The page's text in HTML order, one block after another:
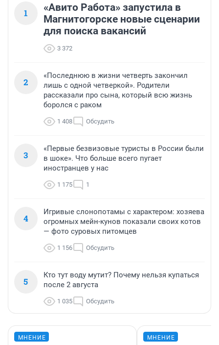
1
«Авито Работа» запустила в
Магнитогорске новые сценарии
для поиска вакансий
3 372
2
«Последнюю в жизни четверть закончил
лишь с одной четверкой». Родители
рассказали про сына, который всю жизнь
боролся с раком
1 408 Обсудить
3
«Первые безвизовые туристы в России были
в шоке». Что больше всего пугает
иностранцев у нас
1 175 1
4
Игривые слонопотамы с характером: хозяева
огромных мейн-кунов показали своих котов
— фото суровых питомцев
1 156 Обсудить
5
Кто тут воду мутит? Почему нельзя купаться
после 2 августа
1 035 Обсудить
МНЕНИЕ МНЕНИЕ